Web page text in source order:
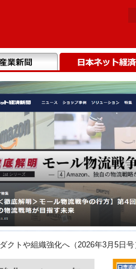
クトや組織強化へ（2026年3月5日号